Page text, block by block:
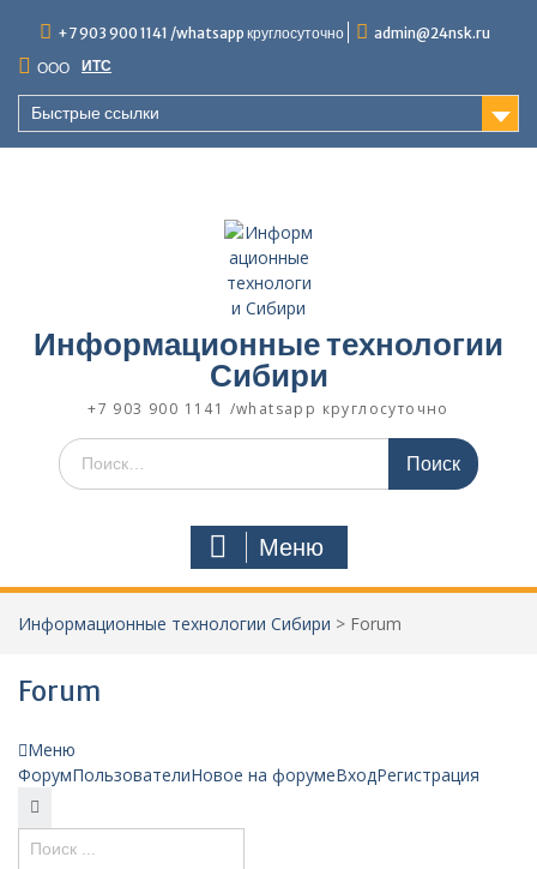
содержимому
+7 903 900 1141 /whatsapp круглосуточно
admin@24nsk.ru
ООО
ИТС
Быстрые ссылки
Информационные технологии
Сибири
+7 903 900 1141 /whatsapp круглосуточно
Искать:
Меню
Информационные технологии Сибири > Forum
Forum
Меню
Навигация
Форума
ФорумПользователиНовое на форумеВходРегистрация